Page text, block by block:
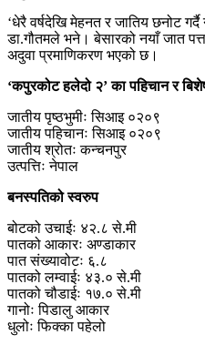
‘धेरै वर्षदेखि मेहनत र जातिय छनोट
डा.गौतमले भने। बेसारको नयाँ जात
अदुवा प्रमाणिकरण भएको छ।
‘कपुरकोट हलेदो २’ का पहिचान र
जातीय पृष्ठभुमीः सिआइ ०२०९
जातीय पहिचानः सिआइ ०२०९
जातीय श्रोतः कन्चनपुर
उत्पत्तिः नेपाल
बनस्पतिको स्वरुप
बोटको उचाईः ४२.८ से.मी
पातको आकारः अण्डाकार
पात संख्यावोटः ६.८
पातको लम्वाईः ४३.० से.मी
पातको चौडाईः १७.० से.मी
गानोः पिडालु आकार
धुलोः फिक्का पहेलो